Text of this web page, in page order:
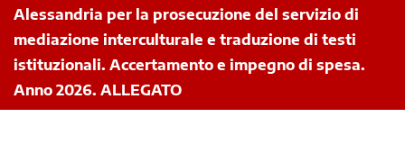
Alessandria per la prosecuzione del servizio di
mediazione interculturale e traduzione di testi
istituzionali. Accertamento e impegno di spesa.
Anno 2026. ALLEGATO